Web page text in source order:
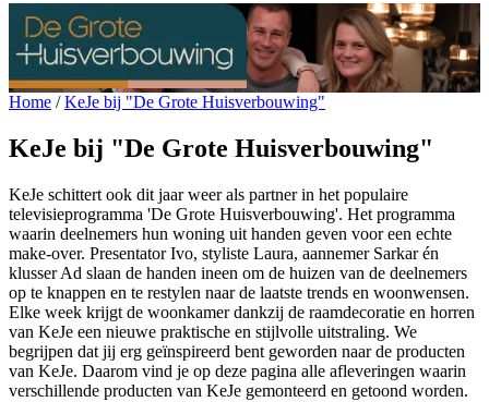
Home / KeJe bij "De Grote Huisverbouwing"
KeJe bij "De Grote Huisverbouwing"
KeJe schittert ook dit jaar weer als partner in het populaire
televisieprogramma 'De Grote Huisverbouwing'. Het programma
waarin deelnemers hun woning uit handen geven voor een echte
make-over. Presentator Ivo, styliste Laura, aannemer Sarkar én
klusser Ad slaan de handen ineen om de huizen van de deelnemers
op te knappen en te restylen naar de laatste trends en woonwensen.
Elke week krijgt de woonkamer dankzij de raamdecoratie en horren
van KeJe een nieuwe praktische en stijlvolle uitstraling. We
begrijpen dat jij erg geïnspireerd bent geworden naar de producten
van KeJe. Daarom vind je op deze pagina alle afleveringen waarin
verschillende producten van KeJe gemonteerd en getoond worden.